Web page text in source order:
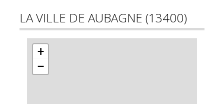
LA VILLE DE AUBAGNE (13400)
+
−